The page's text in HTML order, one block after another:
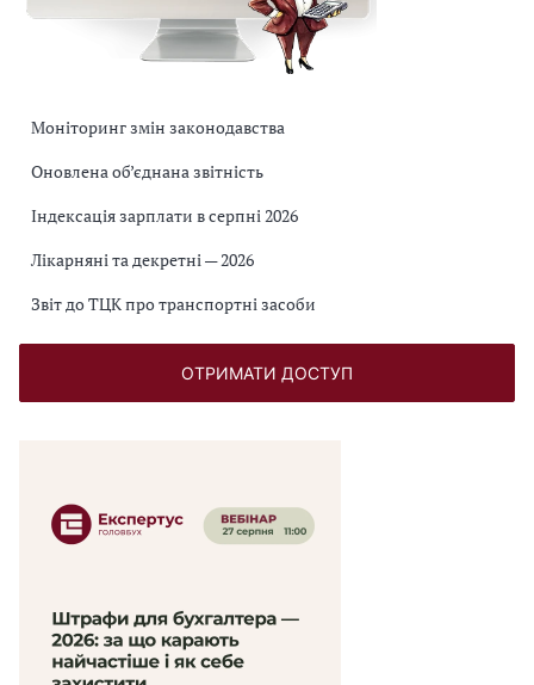
Моніторинг змін законодавства
Оновлена об’єднана звітність
Індексація зарплати в серпні 2026
Лікарняні та декретні — 2026
Звіт до ТЦК про транспортні засоби
ОТРИМАТИ ДОСТУП